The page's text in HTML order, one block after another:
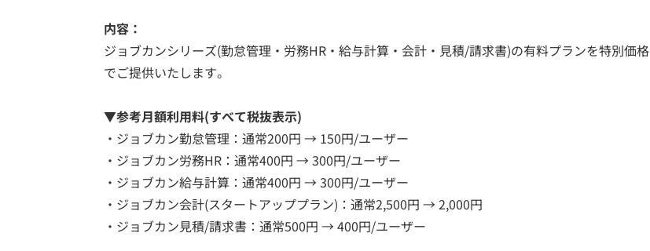
内容：
ジョブカンシリーズ(勤怠管理・労務HR・給与計算・会計・見積/請求書)の有料プランを特別価格
でご提供いたします。
▼参考月額利用料(すべて税抜表示)
・ジョブカン勤怠管理：通常200円 → 150円/ユーザー
・ジョブカン労務HR：通常400円 → 300円/ユーザー
・ジョブカン給与計算：通常400円 → 300円/ユーザー
・ジョブカン会計(スタートアッププラン)：通常2,500円 → 2,000円
・ジョブカン見積/請求書：通常500円 → 400円/ユーザー